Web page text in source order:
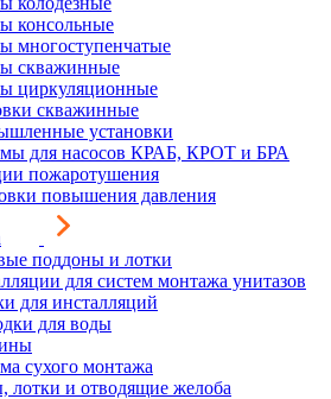
консольные
многоступенчатые
скважинные
циркуляционные
скважинные
установки
для насосов КРАБ, КРОТ и БРА
пожаротушения
повышения давления
поддоны и лотки
для систем монтажа унитазов
для инсталляций
для воды
сухого монтажа
лотки и отводящие желоба